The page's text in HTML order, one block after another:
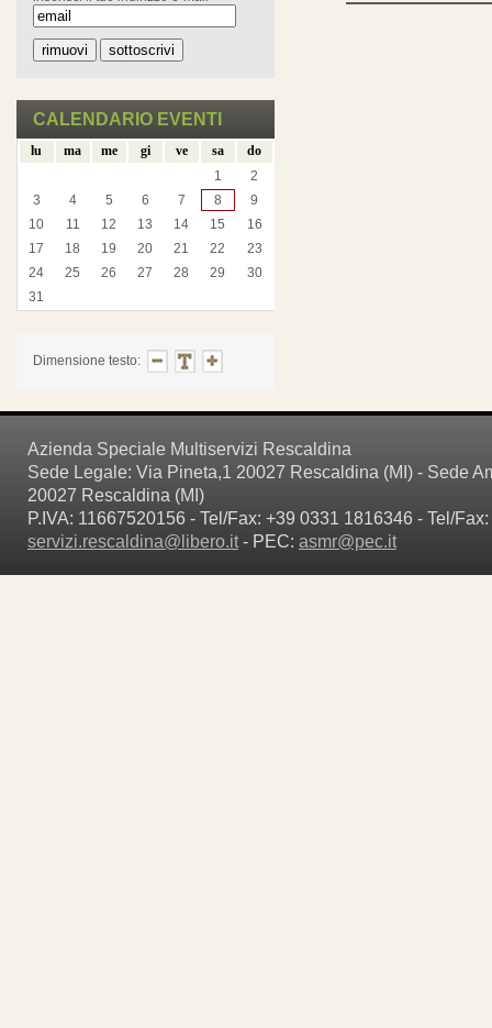
CALENDARIO EVENTI
lu ma me gi ve sa
do
1
2
3
4 5 6 7 8
9
10
11 12 13 14 15
16
17
18 19 20 21 22
23
24
25 26 27 28 29
30
31
Dimensione testo:
Azienda Speciale Multiservizi Rescaldina
Sede Legale: Via Pineta,1 20027 Rescaldina (MI) - Sede
20027 Rescaldina (MI)
P.IVA: 11667520156 - Tel/Fax: +39 0331 1816346 - Tel/
servizi.rescaldina@libero.it- PEC: asmr@pec.it